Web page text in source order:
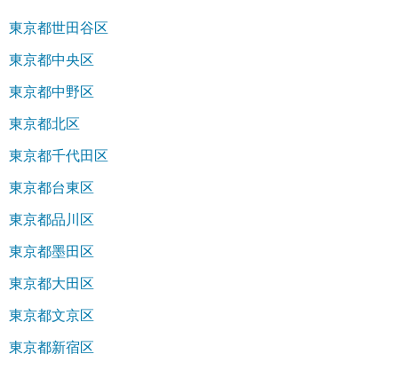
東京都世田谷区
東京都中央区
東京都中野区
東京都北区
東京都千代田区
東京都台東区
東京都品川区
東京都墨田区
東京都大田区
東京都文京区
東京都新宿区